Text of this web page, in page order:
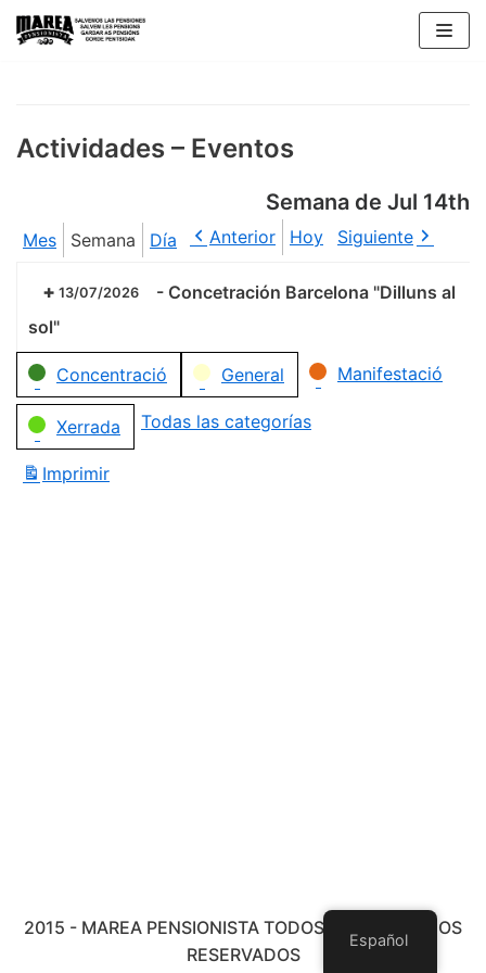
Saltar
Actividades – Eventos
Semana de Jul 14th
Mes Semana Día Anterior Hoy Siguiente
13/07/2026 - Concetración Barcelona "Dilluns al
sol"
Categorías
Concentració General Manifestació
Xerrada Todas las categorías
Imprimir
2015 - MAREA PENSIONISTA TODOS LOS DERECHOS
RESERVADOS
Español